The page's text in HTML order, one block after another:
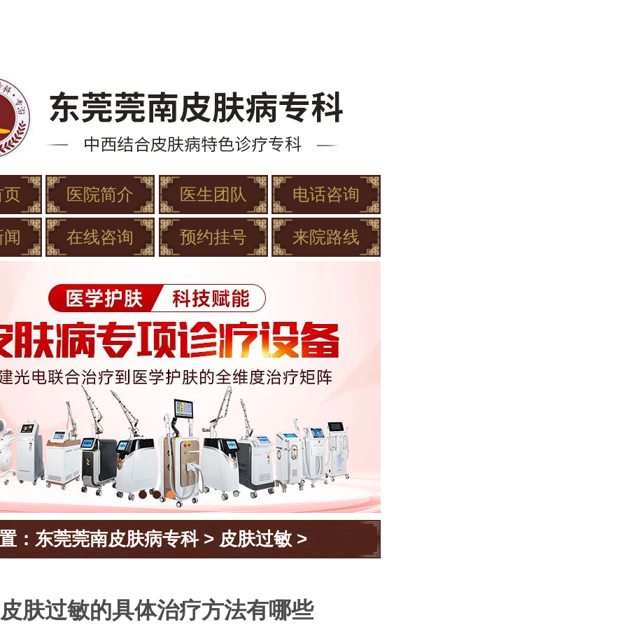
页 医院简介 医生团队 电话咨询
在线咨询 预约挂号 来院路线
： 东莞莞南皮肤病专科> 皮肤过敏 >
皮肤过敏的具体治疗方法有哪些